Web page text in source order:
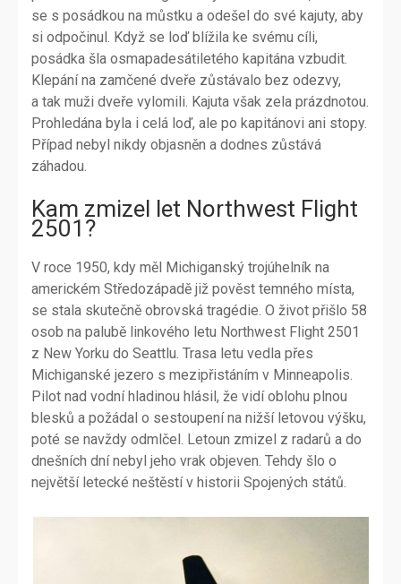
se s posádkou na můstku a odešel do své kajuty, aby
si odpočinul. Když se loď blížila ke svému cíli,
posádka šla osmapadesátiletého kapitána vzbudit.
Klepání na zamčené dveře zůstávalo bez odezvy,
a tak muži dveře vylomili. Kajuta však zela prázdnotou.
Prohledána byla i celá loď, ale po kapitánovi ani stopy.
Případ nebyl nikdy objasněn a dodnes zůstává
záhadou.
Kam zmizel let Northwest Flight
2501?
V roce 1950, kdy měl Michiganský trojúhelník na
americkém Středozápadě již pověst temného místa,
se stala skutečně obrovská tragédie. O život přišlo 58
osob na palubě linkového letu Northwest Flight 2501
z New Yorku do Seattlu. Trasa letu vedla přes
Michiganské jezero s mezipřistáním v Minneapolis.
Pilot nad vodní hladinou hlásil, že vidí oblohu plnou
blesků a požádal o sestoupení na nižší letovou výšku,
poté se navždy odmlčel. Letoun zmizel z radarů a do
dnešních dní nebyl jeho vrak objeven. Tehdy šlo o
největší letecké neštěstí v historii Spojených států.